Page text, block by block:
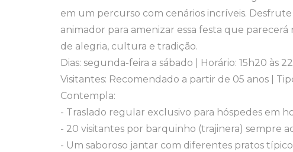
em um percurso com cenários incríveis.
animador para amenizar essa festa que
de alegria, cultura e tradição.
Dias: segunda-feira a sábado | Horário: 15h20 às
Visitantes: Recomendado a partir de 05 anos |
Contempla:
- Traslado regular exclusivo para hóspedes em
- 20 visitantes por barquinho (trajinera) sempre
- Um saboroso jantar com diferentes pratos